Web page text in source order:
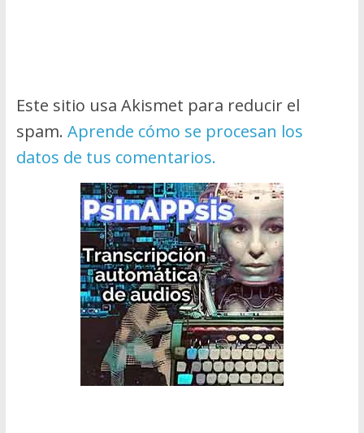
Este sitio usa Akismet para reducir el
spam. Aprende cómo se procesan los
datos de tus comentarios.